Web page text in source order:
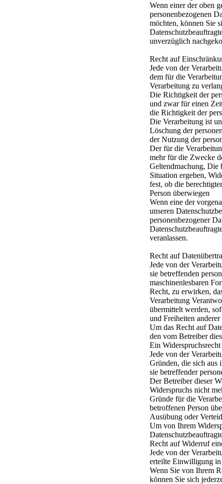
Wenn einer der oben
personenbezogenen
möchten, können Sie
unverzüglich
Recht auf
Jede von der
dem für die
Verarbeitung zu
Die Richtigkeit der
und zwar für einen
die Richtigkeit der
Die Verarbeitung ist
Löschung der
der Nutzung der
Der für die
mehr für die Zwecke
Geltendmachung, Die
Situation ergeben,
fest, ob die
Person überwiegen
Wenn eine der
unseren
personenbezogener
veranlassen.
Recht auf
Jede von der
sie betreffenden
maschinenlesbaren
Recht, zu erwirken,
Verarbeitung
übermittelt werden,
und Freiheiten
Um das Recht auf
den vom Betreiber
Ein Widerspruchsrecht
Jede von der
Gründen, die sich aus
sie betreffender
Der Betreiber dieser
Widerspruchs nicht
Gründe für die
betroffenen Person
Ausübung oder
Um von Ihrem
Recht auf Widerruf
Jede von der
erteilte Einwilligung in
Wenn Sie von Ihrem
können Sie sich